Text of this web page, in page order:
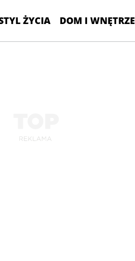
ŻYCIA DOM I WNĘTRZE